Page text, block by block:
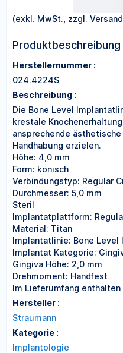
(exkl. MwSt., zzgl.
Produktbeschreibung
Herstellernummer :
024.4224S
Beschreibung :
Die Bone Level
krestale
ansprechende
Handhabung erzielen.
Höhe: 4,0 mm
Form: konisch
Verbindungstyp: Regular
Durchmesser: 5,0 mm
Steril
Implantatplattform:
Material: Titan
Implantatlinie: Bone Level
Implantat Kategorie:
Gingiva Höhe: 2,0 mm
Drehmoment: Handfest
Im Lieferumfang
Hersteller :
Straumann
Kategorie :
Implantologie